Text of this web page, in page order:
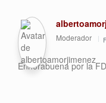
Moderador
Enhorabuena por la